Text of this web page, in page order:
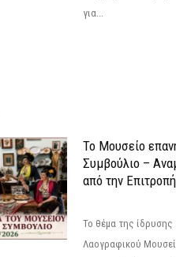
για...
Το Μουσείο
Συμβούλιο –
από την Επιτροπή
Το θέμα της ίδρυσης
Λαογραφικού